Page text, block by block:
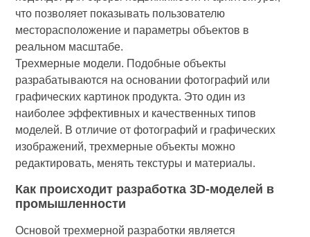
что позволяет показывать пользователю
месторасположение и параметры объектов в
реальном масштабе.
Трехмерные модели. Подобные объекты
разрабатываются на основании фотографий или
графических картинок продукта. Это один из
наиболее эффективных и качественных типов
моделей. В отличие от фотографий и графических
изображений, трехмерные объекты можно
редактировать, менять текстуры и материалы.
Как происходит разработка 3D-моделей в
промышленности
Основой трехмерной разработки является